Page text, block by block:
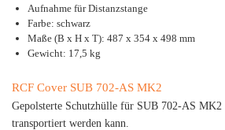
Aufnahme für Distanzstange
Farbe: schwarz
Maße (B x H x T): 487 x 354 x 498 mm
Gewicht: 17,5 kg
RCF Cover SUB 702-AS MK2
Gepolsterte Schutzhülle für SUB 702-AS MK2
transportiert werden kann.